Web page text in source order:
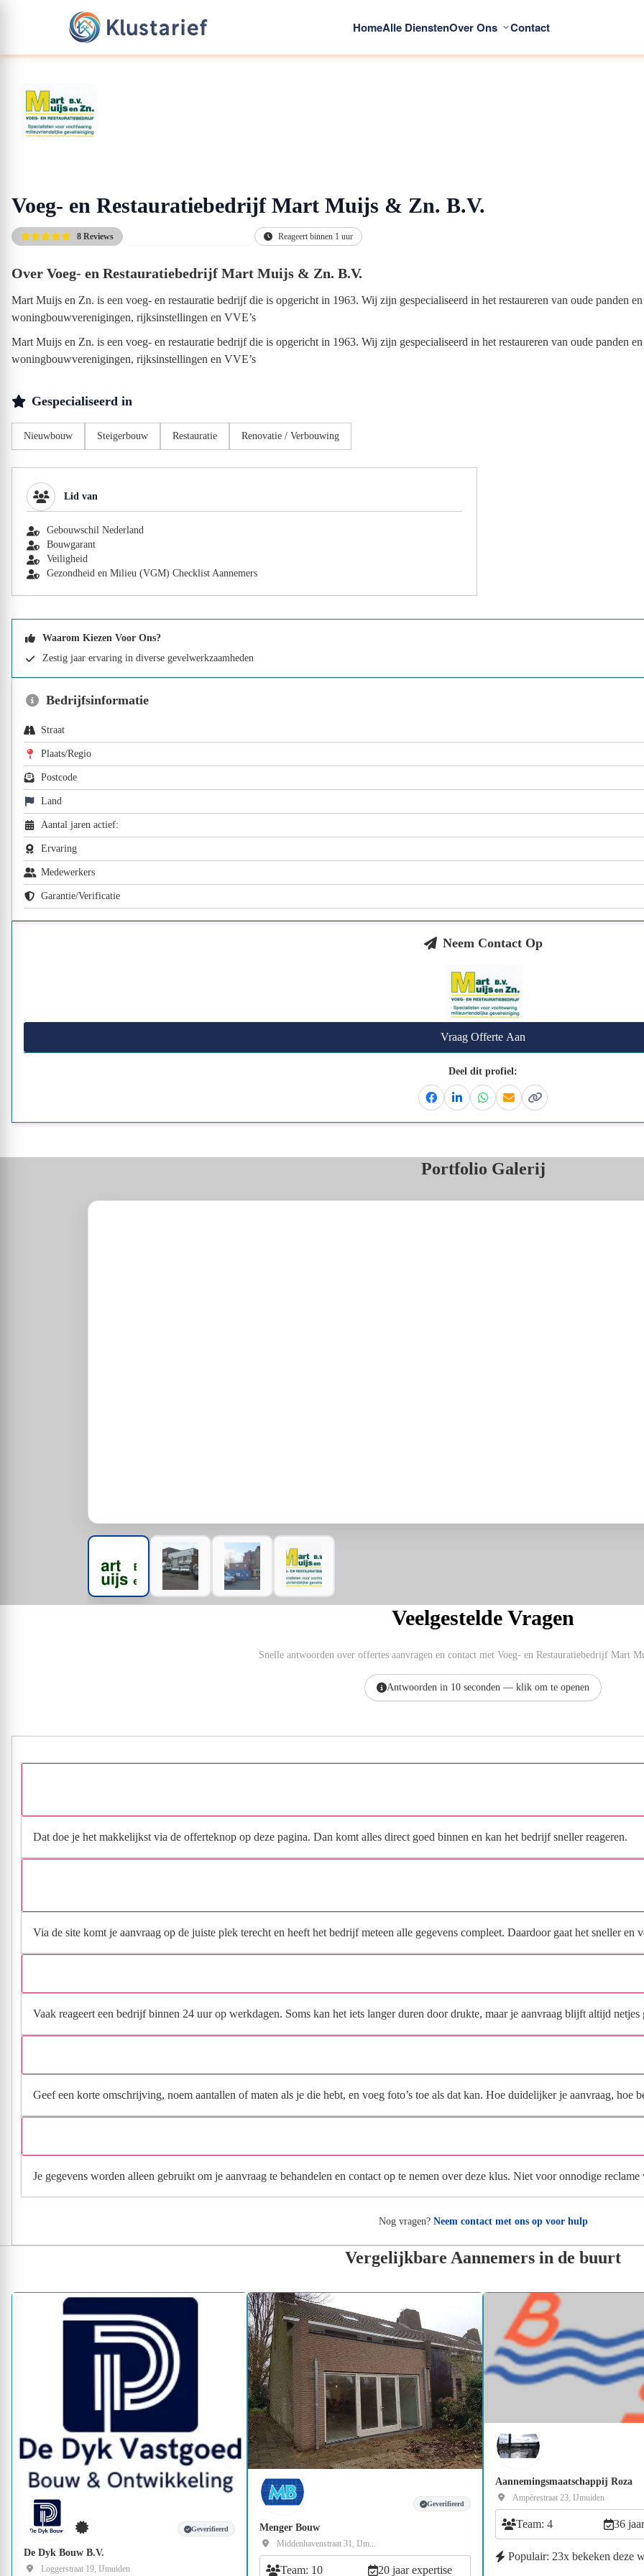
HomeAlle DienstenOver Ons Contact
Voeg- en Restauratiebedrijf Mart Muijs & Zn. B.V.
8 Reviews Reageert binnen 1 uur
Over Voeg- en Restauratiebedrijf Mart Muijs & Zn. B.V.
Mart Muijs en Zn. is een voeg- en restauratie bedrijf die is opgericht in 1963. Wij zijn gespecialiseerd in het restaureren van oude panden
woningbouwverenigingen, rijksinstellingen en VVE’s
Mart Muijs en Zn. is een voeg- en restauratie bedrijf die is opgericht in 1963. Wij zijn gespecialiseerd in het restaureren van oude panden
woningbouwverenigingen, rijksinstellingen en VVE’s
Gespecialiseerd in
Nieuwbouw Steigerbouw Restauratie Renovatie / Verbouwing
Lid van
Gebouwschil Nederland
Bouwgarant
Veiligheid
Gezondheid en Milieu (VGM) Checklist Aannemers
Waarom Kiezen Voor Ons?
Zestig jaar ervaring in diverse gevelwerkzaamheden
Bedrijfsinformatie
Straat
Plaats/Regio
Postcode
Land
Aantal jaren actief:
Ervaring
Medewerkers
Garantie/Verificatie
Neem Contact Op
Vraag Offerte Aan
Deel dit profiel:
FacebookLinkedinWhatsapp
EmailKopieer link
Portfolio Galerij
Veelgestelde Vragen
Snelle antwoorden over offertes aanvragen en contact met Voeg- en Restauratiebedrijf Mart
Antwoorden in 10 seconden — klik om te openen
Dat doe je het makkelijkst via de offerteknop op deze pagina. Dan komt alles direct goed binnen en kan het bedrijf sneller reageren.
Via de site komt je aanvraag op de juiste plek terecht en heeft het bedrijf meteen alle gegevens compleet. Daardoor gaat het sneller en
Vaak reageert een bedrijf binnen 24 uur op werkdagen. Soms kan het iets langer duren door drukte, maar je aanvraag blijft altijd netjes
Geef een korte omschrijving, noem aantallen of maten als je die hebt, en voeg foto’s toe als dat kan. Hoe duidelijker je aanvraag, hoe
Je gegevens worden alleen gebruikt om je aanvraag te behandelen en contact op te nemen over deze klus. Niet voor onnodige reclame
Nog vragen? Neem contact met ons op voor hulp
Vergelijkbare Aannemers in de buurt
Geverifieerd
De Dyk Bouw B.V.
Loggerstraat 19, IJmuiden
Geverifieerd
Menger Bouw
Middenhavenstraat 31, IJm...
Team: 10 20 jaar expertise
Aannemingsmaatschappij Roza
Ampèrestraat 23, IJmuiden
Team: 4 36
Populair: 23x bekeken deze